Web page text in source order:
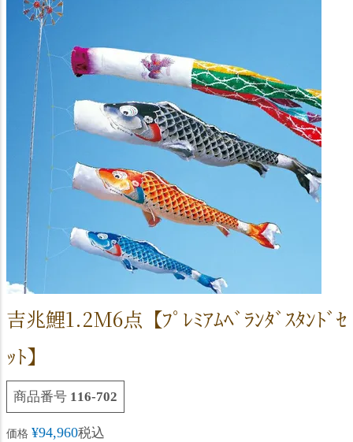
吉兆鯉1.2M6点【ﾌﾟﾚﾐｱﾑﾍﾞﾗﾝﾀﾞｽﾀﾝﾄﾞｾ
ｯﾄ】
商品番号 116-702
価格 ¥94,960税込